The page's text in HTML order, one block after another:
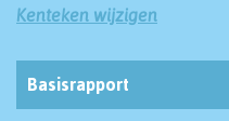
Kenteken wijzigen
Basisrapport